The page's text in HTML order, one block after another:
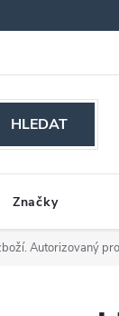
podmínky
HLEDAT
Značky
Autorizovaný